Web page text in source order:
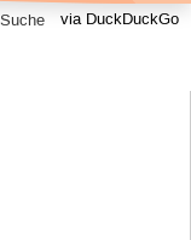
via DuckDuckGo